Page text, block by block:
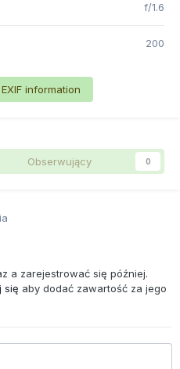
f/1.6
200
information
Obserwujący 0
a zarejestrować się później.
się aby dodać zawartość za jego